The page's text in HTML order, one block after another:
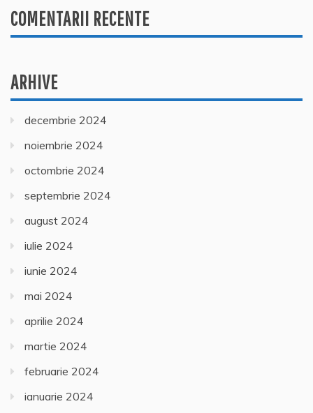
COMENTARII RECENTE
ARHIVE
decembrie 2024
noiembrie 2024
octombrie 2024
septembrie 2024
august 2024
iulie 2024
iunie 2024
mai 2024
aprilie 2024
martie 2024
februarie 2024
ianuarie 2024